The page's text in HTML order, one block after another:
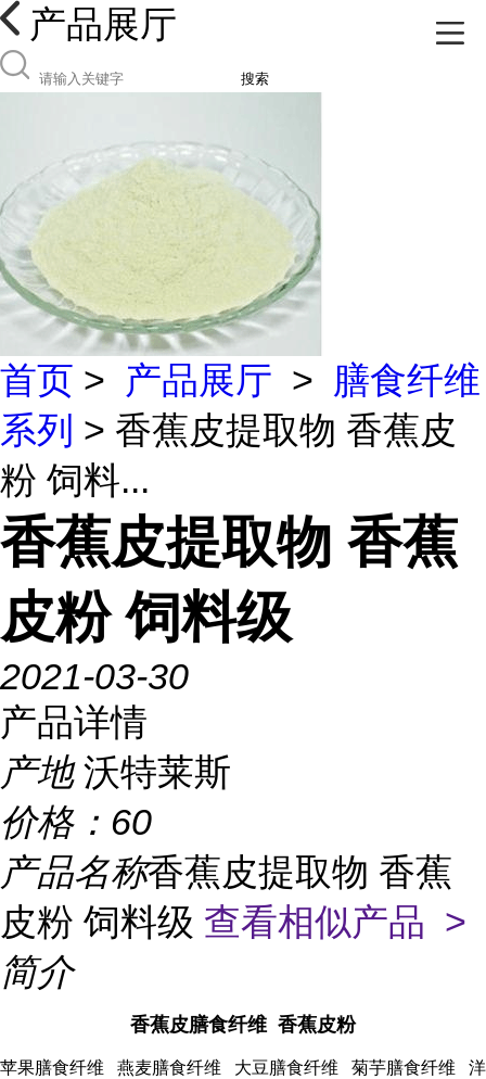
产品展厅
搜索
首页 > 产品展厅 > 膳食纤维
系列 > 香蕉皮提取物 香蕉皮
粉 饲料...
香蕉皮提取物 香蕉
皮粉 饲料级
2021-03-30
产品详情
产地 沃特莱斯
价格： 60
产品名称香蕉皮提取物 香蕉
皮粉 饲料级 查看相似产品 >
简介
香蕉皮膳食纤维 香蕉皮粉
苹果膳食纤维 燕麦膳食纤维 大豆膳食纤维 菊芋膳食纤维 洋